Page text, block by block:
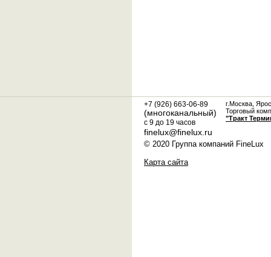
+7 (926) 663-06-89
(многоканальный)
с 9 до 19 часов
finelux@finelux.ru
г.Москва,
Торговый
"Тракт
© 2020 Группа компаний FineLux
Карта сайта